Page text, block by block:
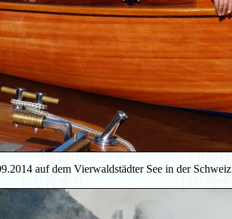
auf dem Vierwaldstädter See in der Schweiz